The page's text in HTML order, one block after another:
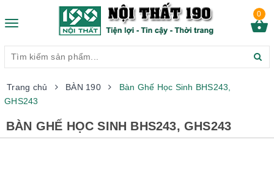
Toggle
0
Trang chủ BÀN 190
Bàn Ghế Học Sinh BHS243,
GHS243
BÀN GHẾ HỌC SINH BHS243, GHS243